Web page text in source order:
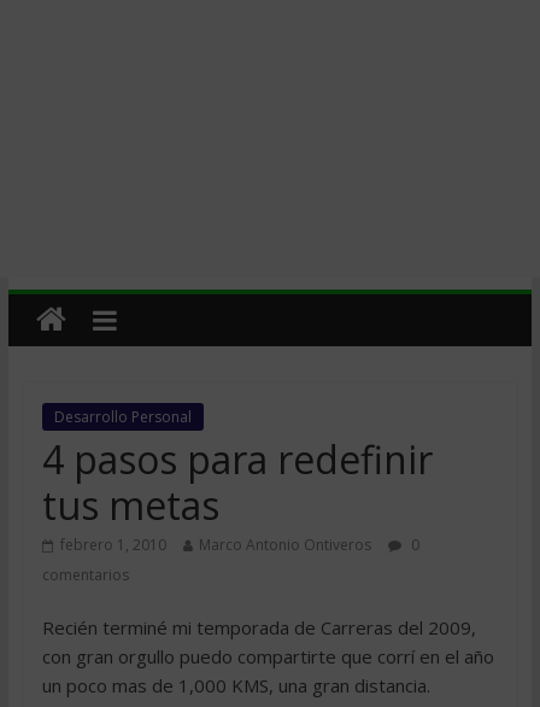
Desarrollo Personal
4 pasos para redefinir
tus metas
febrero 1, 2010 Marco Antonio Ontiveros
0
comentarios
Recién terminé mi temporada de Carreras del 2009,
con gran orgullo puedo compartirte que corrí en el año
un poco mas de 1,000 KMS, una gran distancia.